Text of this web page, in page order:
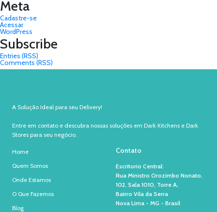
Meta
Cadastre-se
Acessar
WordPress
Subscribe
Entries (RSS)
Comments (RSS)
A Solução Ideal para seu Delivery!
Entre em contato e descubra nossas soluções em Dark Kitchens e Dark
Stores para seu negócio.
Home
Quem Somos
Onde Estamos
O Que Fazemos
Blog
Contato
Escritorio Central:
Rua Ministro Orozimbo Nonato,
102, Sala 1010, Torre A,
Bairro Vila da Serra
Nova Lima - MG - Brasil